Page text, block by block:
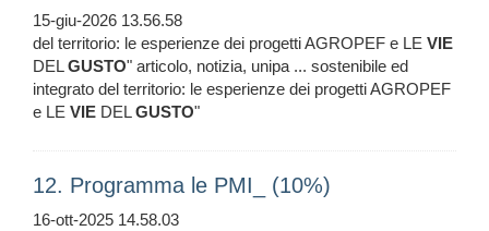
15-giu-2026 13.56.58
del territorio: le esperienze dei progetti AGROPEF e LE VIE
DELGUSTO" articolo, notizia, unipa ... sostenibile ed
integrato del territorio: le esperienze dei progetti AGROPEF
e LE VIE DELGUSTO"
12. Programma le PMI_ (10%)
16-ott-2025 14.58.03